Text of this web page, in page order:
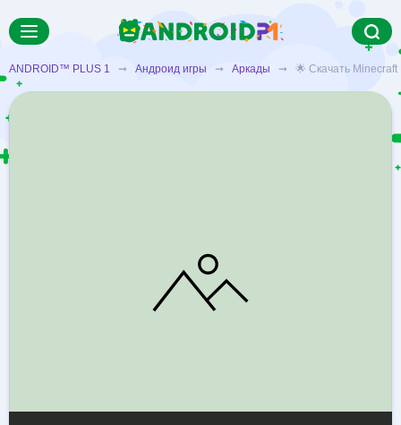
ANDROID™ PLUS 1 ➞ Андроид игры ➞ Аркады ➞ 🌟 Скачать Minecraft